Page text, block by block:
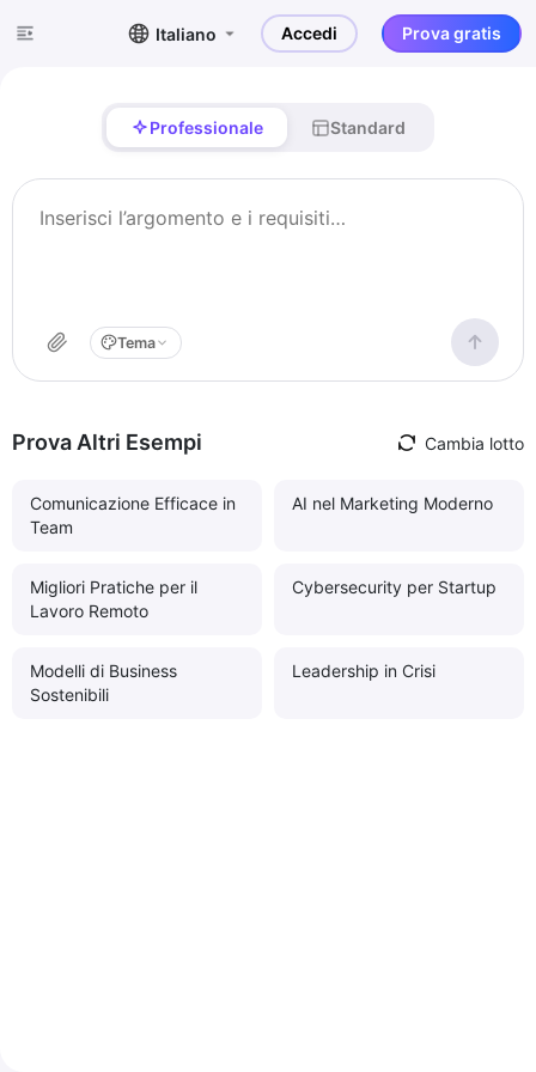
Italiano Accedi Prova gratis
Professionale Standard
Tema
Prova Altri Esempi Cambia lotto
Comunicazione Efficace in
Team
AI nel Marketing Moderno
Migliori Pratiche per il
Lavoro Remoto
Cybersecurity per Startup
Modelli di Business
Sostenibili
Leadership in Crisi